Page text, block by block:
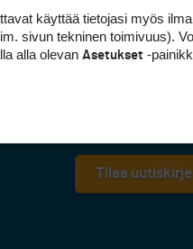
FACEBOOK
YOUTUBE
maanantaisin ja
golfalan ilmiöistä ja
sähköpostiosoitteesi alla
Tilaa uutiskirje
käyttää tietojasi myös
sivun tekninen toimivuus).
alla olevan Asetukset -